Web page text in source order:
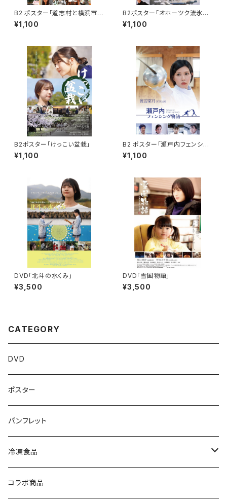
B2 ポスター「道志村と横浜市
水が繋ぐ物語」
¥1,100
B2ポスター「オホーツク流氷物
語第三章」
¥1,100
B2ポスター「けっこい盆栽」
¥1,100
B2 ポスター「瀬戸内フェンシン
グ物語」
¥1,100
DVD「北斗の水くみ」
¥3,500
DVD「雪国物語」
¥3,500
CATEGORY
DVD
ポスター
パンフレット
冷凍食品
ラーメン
コラボ商品